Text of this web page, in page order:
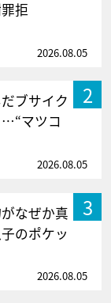
拒
2026.08.05
2
ブサイク
マツコ
2026.08.05
3
なぜか真
のポケッ
2026.08.05